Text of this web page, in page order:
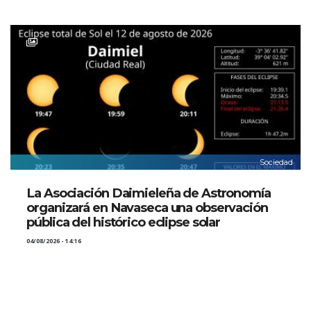
Sociedad
La Asociación Daimieleña de Astronomía
organizará en Navaseca una observación
pública del histórico eclipse solar
04/08/2026 - 14:16